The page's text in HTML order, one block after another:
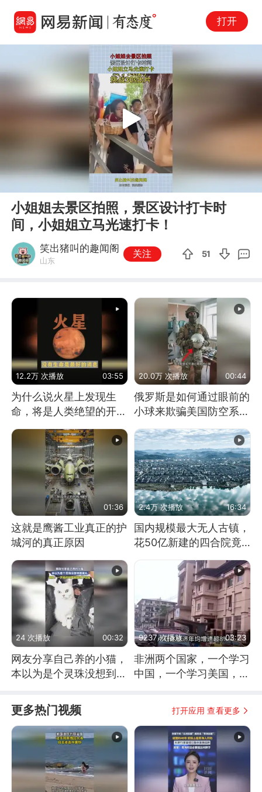
打开
Play
小姐姐去景区拍照，景区设计打卡时
间，小姐姐立马光速打卡！
笑出猪叫的趣闻阁
山东
关注 51
12.2万 次播放 03:55
为什么说火星上发现生
命，将是人类绝望的开
始？
20.0万 次播放 00:44
俄罗斯是如何通过眼前的
小球来欺骗美国防空系统
的
01:36
这就是鹰酱工业真正的护
城河的真正原因
2.4万 次播放 16:34
国内规模最大无人古镇，
花50亿新建的四合院竟
24 次播放 00:32
网友分享自己养的小猫，
本以为是个灵珠没想到是
9237 次播放 03:23
非洲两个国家，一个学习
中国，一个学习美国，结
更多热门视频 打开应用 查看更多